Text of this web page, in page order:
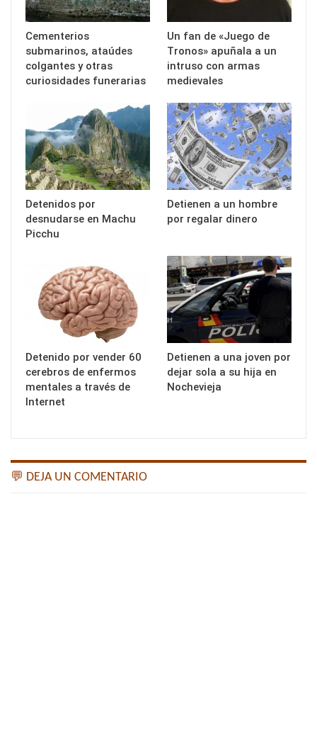
Cementerios
submarinos, ataúdes
colgantes y otras
curiosidades funerarias
Un fan de «Juego de
Tronos» apuñala a un
intruso con armas
medievales
Detenidos por
desnudarse en Machu
Picchu
Detienen a un hombre
por regalar dinero
Detenido por vender 60
cerebros de enfermos
mentales a través de
Internet
Detienen a una joven por
dejar sola a su hija en
Nochevieja
💬 DEJA UN COMENTARIO